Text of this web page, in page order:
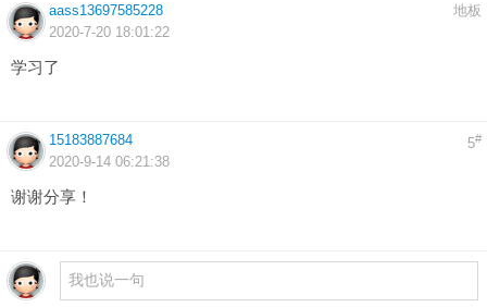
地板
aass13697585228
2020-7-20 18:01:22
学习了
5#
15183887684
2020-9-14 06:21:38
谢谢分享！